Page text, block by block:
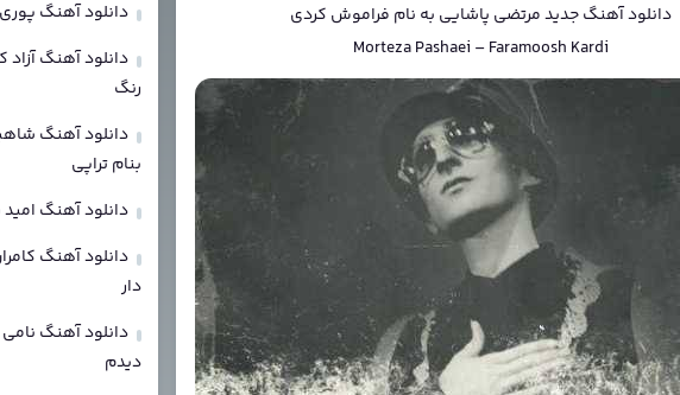
دانلود آهنگ جدیدمرتضی پاشایی به نام فراموش کردی
Morteza Pashaei –Faramoosh Kardi
دانلود آهنگ پوری
دانلود آهنگ آزاد
رنگ
دانلود آهنگ
بنام تراپی
دانلود آهنگ
دانلود آهنگ
دار
دانلود آهنگ
دیدم